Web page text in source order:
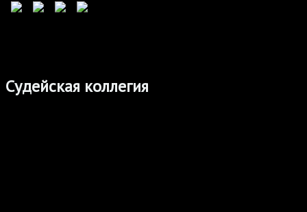
Судейская коллегия